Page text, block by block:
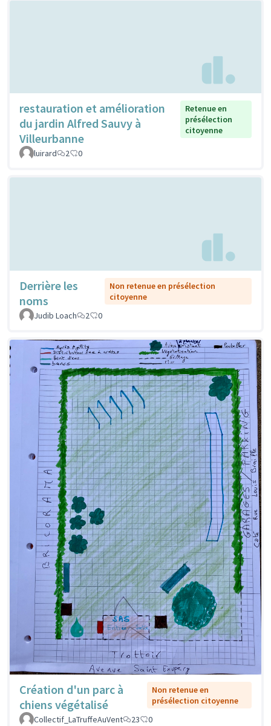
restauration et amélioration
du jardin Alfred Sauvy à
Villeurbanne
Retenue en
présélection
citoyenne
luirard 2 0
Derrière les
noms
Non retenue en présélection
citoyenne
Judib Loach
2 0
Création d'un parc à
chiens végétalisé
Non retenue en
présélection citoyenne
Collectif_LaTruffeAuVent
23 0